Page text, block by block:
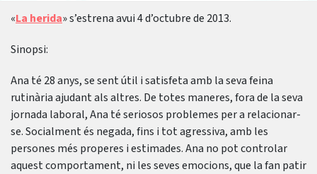
«La herida» s’estrena avui 4 d’octubre de 2013.
Sinopsi:
Ana té 28 anys, se sent útil i satisfeta amb la seva feina
rutinària ajudant als altres. De totes maneres, fora de la seva
jornada laboral, Ana té seriosos problemes per a relacionar-
se. Socialment és negada, fins i tot agressiva, amb les
persones més properes i estimades. Ana no pot controlar
aquest comportament, ni les seves emocions, que la fan patir